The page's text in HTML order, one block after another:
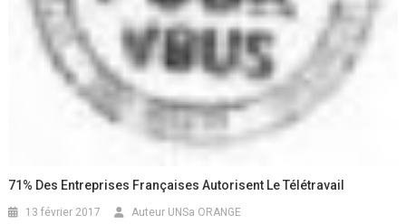
71% Des Entreprises Françaises Autorisent Le Télétravail
13 février 2017 Auteur UNSa ORANGE